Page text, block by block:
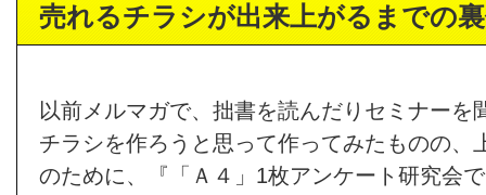
売れるチラシが出来上がるまでの
以前メルマガで、拙書を読んだりセミナーを
チラシを作ろうと思って作ってみたものの、
のために、『「Ａ４」1枚アンケート研究会